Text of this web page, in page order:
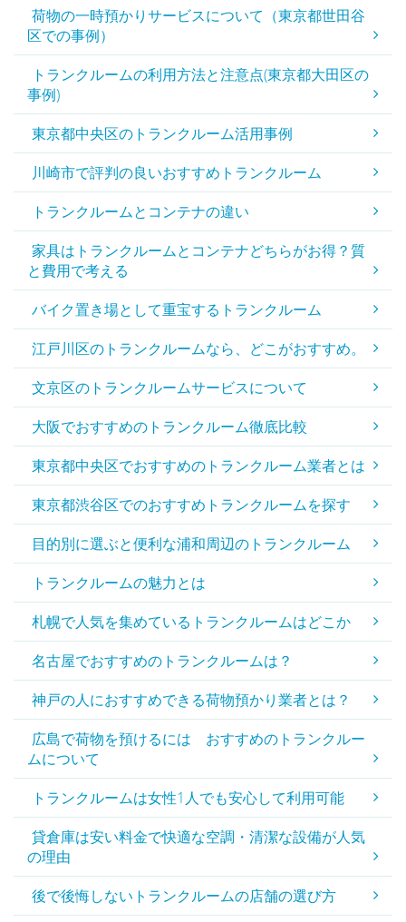
荷物の一時預かりサービスについて（東京都世田谷
区での事例）
トランクルームの利用方法と注意点(東京都大田区の
事例)
東京都中央区のトランクルーム活用事例
川崎市で評判の良いおすすめトランクルーム
トランクルームとコンテナの違い
家具はトランクルームとコンテナどちらがお得？質
と費用で考える
バイク置き場として重宝するトランクルーム
江戸川区のトランクルームなら、どこがおすすめ。
文京区のトランクルームサービスについて
大阪でおすすめのトランクルーム徹底比較
東京都中央区でおすすめのトランクルーム業者とは
東京都渋谷区でのおすすめトランクルームを探す
目的別に選ぶと便利な浦和周辺のトランクルーム
トランクルームの魅力とは
札幌で人気を集めているトランクルームはどこか
名古屋でおすすめのトランクルームは？
神戸の人におすすめできる荷物預かり業者とは？
広島で荷物を預けるには おすすめのトランクルー
ムについて
トランクルームは女性1人でも安心して利用可能
貸倉庫は安い料金で快適な空調・清潔な設備が人気
の理由
後で後悔しないトランクルームの店舗の選び方